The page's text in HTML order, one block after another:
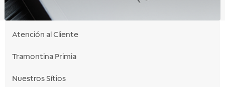
Atención al Cliente
Tramontina Primia
Nuestros Sítios